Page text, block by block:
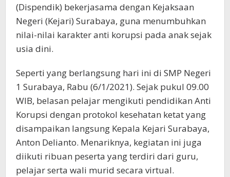
(Dispendik) bekerjasama dengan Kejaksaan
Negeri (Kejari) Surabaya, guna menumbuhkan
nilai-nilai karakter anti korupsi pada anak sejak
usia dini.
Seperti yang berlangsung hari ini di SMP Negeri
1 Surabaya, Rabu (6/1/2021). Sejak pukul 09.00
WIB, belasan pelajar mengikuti pendidikan Anti
Korupsi dengan protokol kesehatan ketat yang
disampaikan langsung Kepala Kejari Surabaya,
Anton Delianto. Menariknya, kegiatan ini juga
diikuti ribuan peserta yang terdiri dari guru,
pelajar serta wali murid secara virtual.